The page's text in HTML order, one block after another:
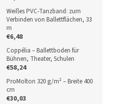
Weißes PVC-Tanzband: zum
Verbinden von Ballettflächen, 33
m
€6,48
Coppélia – Ballettboden für
Bühnen, Theater, Schulen
€58,24
ProMolton 320 g/m² – Breite 400
cm
€30,03